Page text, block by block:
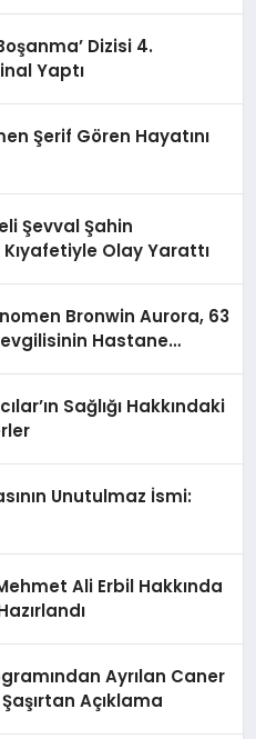
Dizisi 4.
Yaptı
Şerif Gören Hayatını
Şevval Şahin
Olay Yarattı
Bronwin Aurora, 63
Hastane
Sağlığı Hakkındaki
Unutulmaz İsmi:
Ali Erbil Hakkında
Ayrılan Caner
Açıklama